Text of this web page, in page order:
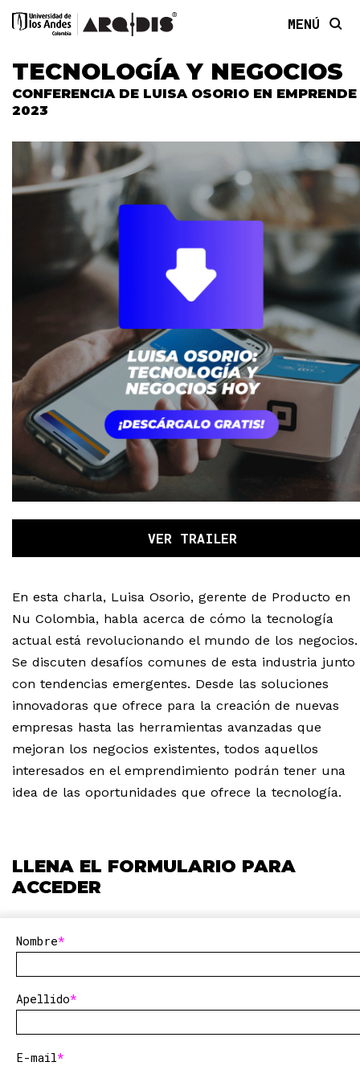
MENÚ
TECNOLOGÍA Y NEGOCIOS
CONFERENCIA DE LUISA OSORIO EN EMPRENDE
2023
VER TRAILER
En esta charla, Luisa Osorio, gerente de Producto en
Nu Colombia, habla acerca de cómo la tecnología
actual está revolucionando el mundo de los negocios.
Se discuten desafíos comunes de esta industria junto
con tendencias emergentes. Desde las soluciones
innovadoras que ofrece para la creación de nuevas
empresas hasta las herramientas avanzadas que
mejoran los negocios existentes, todos aquellos
interesados en el emprendimiento podrán tener una
idea de las oportunidades que ofrece la tecnología.
LLENA EL FORMULARIO PARA
ACCEDER
Nombre
Apellido
E-mail